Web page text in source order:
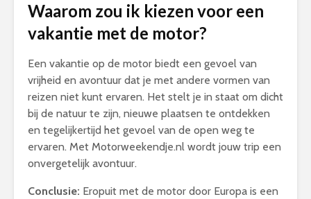
Waarom zou ik kiezen voor een
vakantie met de motor?
Een vakantie op de motor biedt een gevoel van
vrijheid en avontuur dat je met andere vormen van
reizen niet kunt ervaren. Het stelt je in staat om dicht
bij de natuur te zijn, nieuwe plaatsen te ontdekken
en tegelijkertijd het gevoel van de open weg te
ervaren. Met Motorweekendje.nl wordt jouw trip een
onvergetelijk avontuur.
Conclusie: Eropuit met de motor door Europa is een